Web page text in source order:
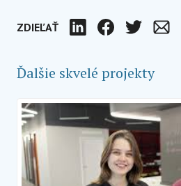
ZDIEĽAŤ LinkedIn FacebookTwitter
Ďalšie skvelé projekty